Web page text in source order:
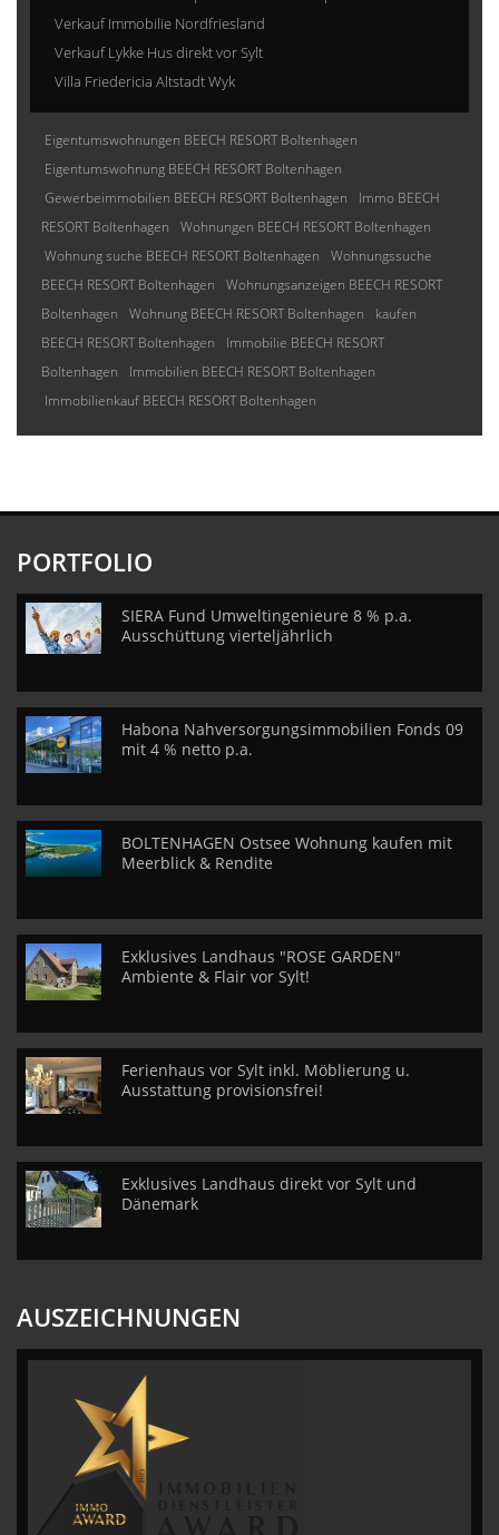
Verkauf Immobilie Nordfriesland
Verkauf Lykke Hus direkt vor Sylt
Villa Friedericia Altstadt Wyk
Eigentumswohnungen BEECH RESORT Boltenhagen
Eigentumswohnung BEECH RESORT Boltenhagen
Gewerbeimmobilien BEECH RESORT Boltenhagen
Immo BEECH
RESORT Boltenhagen
Wohnungen BEECH RESORT Boltenhagen
Wohnung suche BEECH RESORT Boltenhagen
Wohnungssuche
BEECH RESORT Boltenhagen
Wohnungsanzeigen BEECH RESORT
Boltenhagen
Wohnung BEECH RESORT Boltenhagen
kaufen
BEECH RESORT Boltenhagen
Immobilie BEECH RESORT
Boltenhagen
Immobilien BEECH RESORT Boltenhagen
Immobilienkauf BEECH RESORT Boltenhagen
PORTFOLIO
SIERA Fund Umweltingenieure 8 % p.a.
Ausschüttung vierteljährlich
Habona Nahversorgungsimmobilien Fonds 09
mit 4 % netto p.a.
BOLTENHAGEN Ostsee Wohnung kaufen mit
Meerblick & Rendite
Exklusives Landhaus "ROSE GARDEN"
Ambiente & Flair vor Sylt!
Ferienhaus vor Sylt inkl. Möblierung u.
Ausstattung provisionsfrei!
Exklusives Landhaus direkt vor Sylt und
Dänemark
AUSZEICHNUNGEN